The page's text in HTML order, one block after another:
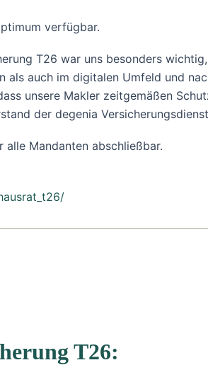
verfügbar.
T26 war uns besonders
auch im digitalen Umfeld und
unsere Makler zeitgemäßen
der degenia
Mandanten abschließbar.
T26: